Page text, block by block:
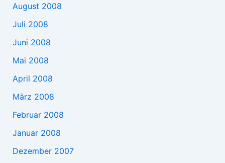
August 2008
Juli 2008
Juni 2008
Mai 2008
April 2008
März 2008
Februar 2008
Januar 2008
Dezember 2007